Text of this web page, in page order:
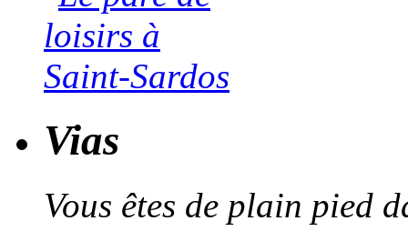
Vias
Vous êtes de plain pied